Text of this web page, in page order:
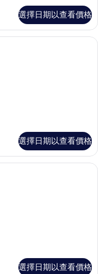
選擇日期以查看價格
房, 1 張特大雙人床 | 1 間臥室
選擇日期以查看價格
行政套房, 1 張特大雙人床 | 1
選擇日期以查看價格